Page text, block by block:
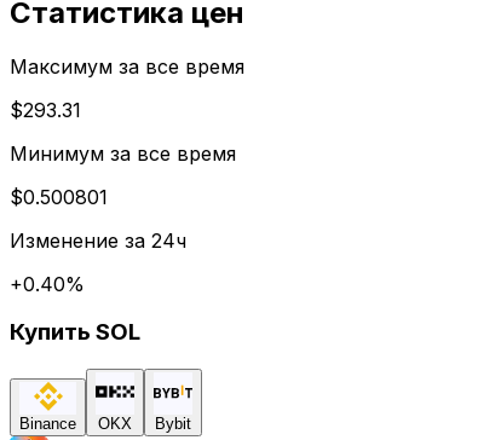
Статистика цен
Максимум за все время
$293.31
Минимум за все время
$0.500801
Изменение за 24ч
+0.40%
Купить SOL
Binance OKX Bybit